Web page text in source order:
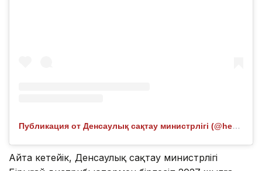
Публикация от Денсаулық сақтау министрлігі (@healthcare.gov.kz)
Айта кетейік, Денсаулық сақтау министрлігі